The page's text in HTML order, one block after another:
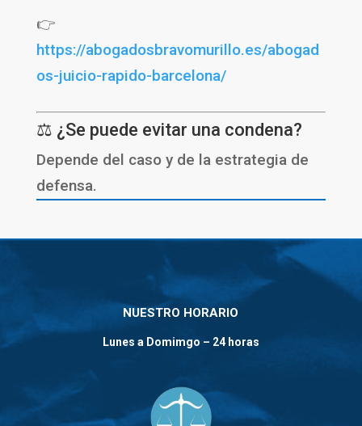
👉
https://abogadosbravomurillo.es/abogad
os-juicio-rapido-barcelona/
⚖️ ¿Se puede evitar una condena?
Depende del caso y de la estrategia de
defensa.
NUESTRO HORARIO
Lunes a Domimgo – 24 horas